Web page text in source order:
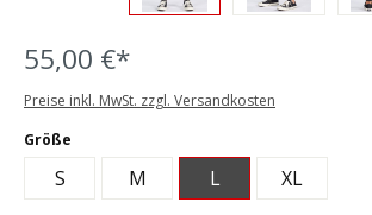
55,00 €*
Preise inkl. MwSt. zzgl. Versandkosten
Größe
S M L XL